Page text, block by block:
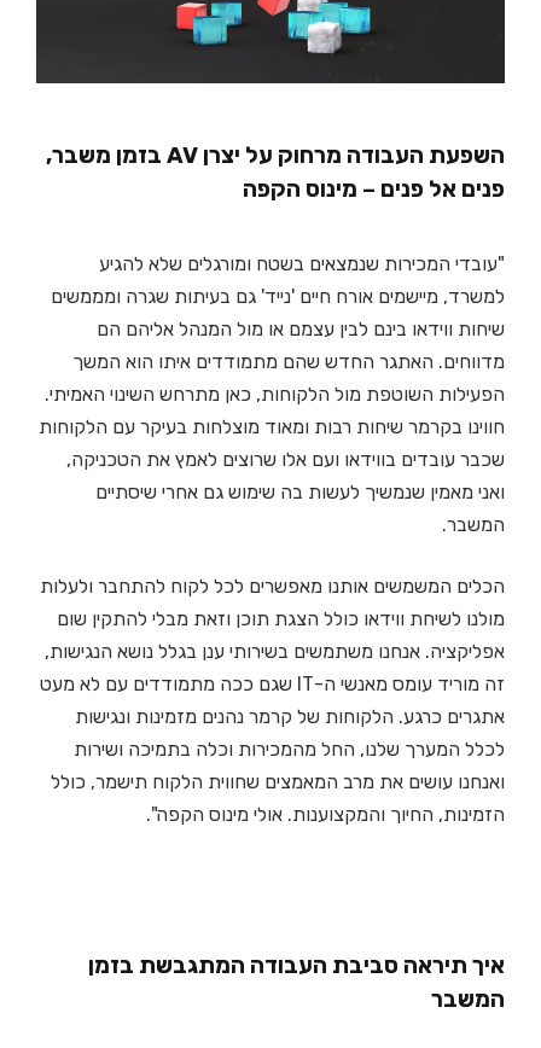
השפעת העבודה מרחוק על יצרן AV בזמן משבר,
פנים אל פנים – מינוס הקפה
"עובדי המכירות שנמצאים בשטח ומורגלים שלא להגיע
למשרד, מיישמים אורח חיים 'נייד' גם בעיתות שגרה ומממשים
שיחות ווידאו בינם לבין עצמם או מול המנהל אליהם הם
מדווחים. האתגר החדש שהם מתמודדים איתו הוא המשך
הפעילות השוטפת מול הלקוחות, כאן מתרחש השינוי האמיתי.
חווינו בקרמר שיחות רבות ומאוד מוצלחות בעיקר עם הלקוחות
שכבר עובדים בווידאו ועם אלו שרוצים לאמץ את הטכניקה,
ואני מאמין שנמשיך לעשות בה שימוש גם אחרי שיסתיים
המשבר.
הכלים המשמשים אותנו מאפשרים לכל לקוח להתחבר ולעלות
מולנו לשיחת ווידאו כולל הצגת תוכן וזאת מבלי להתקין שום
אפליקציה. אנחנו משתמשים בשירותי ענן בגלל נושא הנגישות,
זה מוריד עומס מאנשי ה-IT שגם ככה מתמודדים עם לא מעט
אתגרים כרגע. הלקוחות של קרמר נהנים מזמינות ונגישות
לכלל המערך שלנו, החל מהמכירות וכלה בתמיכה ושירות
ואנחנו עושים את מרב המאמצים שחווית הלקוח תישמר, כולל
הזמינות, החיוך והמקצוענות. אולי מינוס הקפה".
איך תיראה סביבת העבודה המתגבשת בזמן
המשבר